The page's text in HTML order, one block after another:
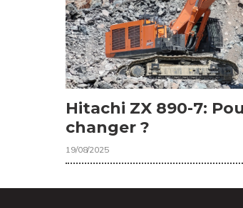
Hitachi ZX 890-7:
changer ?
19/08/2025